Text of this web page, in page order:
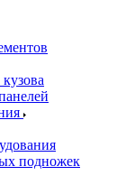
подножек